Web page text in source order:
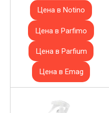
Цена в Notino
Цена в Parfimo
Цена в Parfium
Цена в Emag